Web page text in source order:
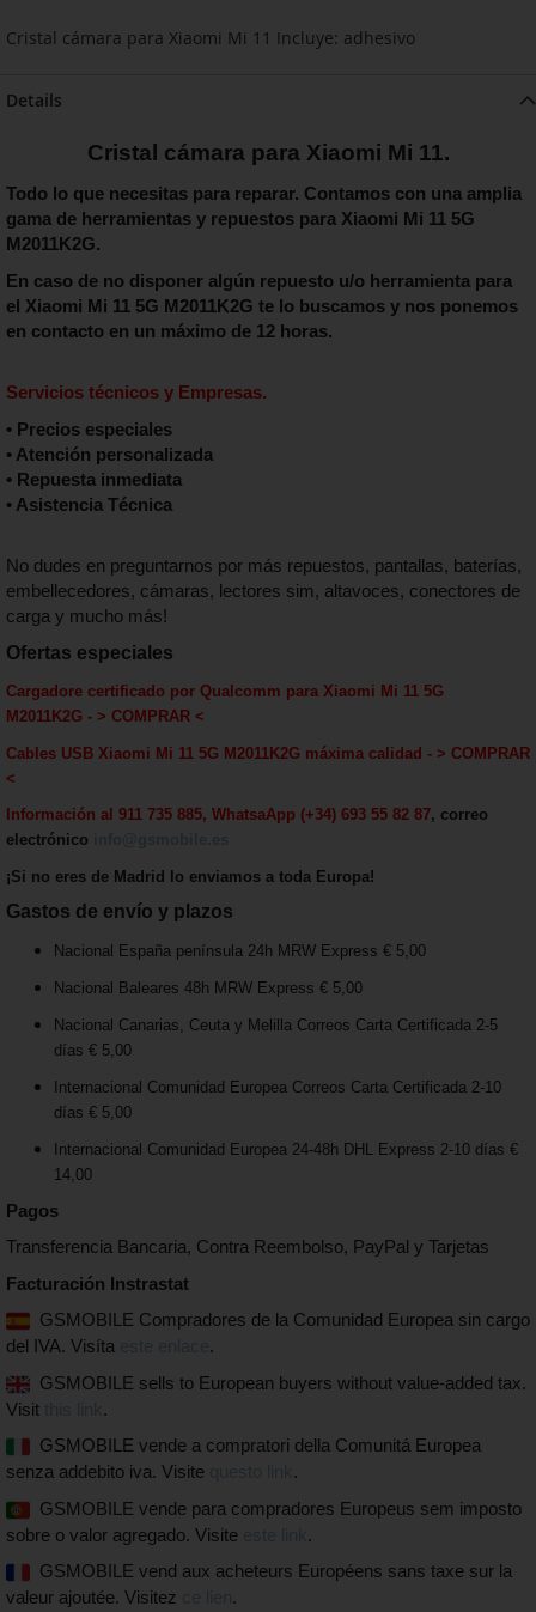
Cristal cámara para Xiaomi Mi 11 Incluye: adhesivo
Details
Cristal cámara para Xiaomi Mi 11.
Todo lo que necesitas para reparar. Contamos con una amplia
gama de herramientas y repuestos para Xiaomi Mi 11 5G
M2011K2G.
En caso de no disponer algún repuesto u/o herramienta para
el Xiaomi Mi 11 5G M2011K2G te lo buscamos y nos ponemos
en contacto en un máximo de 12 horas.
Servicios técnicos y Empresas.
• Precios especiales
• Atención personalizada
• Repuesta inmediata
• Asistencia Técnica
No dudes en preguntarnos por más repuestos, pantallas, baterías,
embellecedores, cámaras, lectores sim, altavoces, conectores de
carga y mucho más!
Ofertas especiales
Cargadore certificado por Qualcomm para Xiaomi Mi 11 5G
M2011K2G - > COMPRAR <
Cables USB Xiaomi Mi 11 5G M2011K2G máxima calidad - > COMPRAR
<
Información al 911 735 885, WhatsaApp (+34) 693 55 82 87, correo
electrónico
¡Si no eres de Madrid lo enviamos a toda Europa!
Gastos de envío y plazos
Nacional España península 24h MRW Express € 5,00
Nacional Baleares 48h MRW Express € 5,00
Nacional Canarias, Ceuta y Melilla Correos Carta Certificada 2-5
días € 5,00
Internacional Comunidad Europea Correos Carta Certificada 2-10
días € 5,00
Internacional Comunidad Europea 24-48h DHL Express 2-10 días €
14,00
Pagos
Transferencia Bancaria, Contra Reembolso, PayPal y Tarjetas
Facturación Instrastat
GSMOBILE Compradores de la Comunidad Europea sin cargo
del IVA. Visíta
.
GSMOBILE sells to European buyers without value-added tax.
Visit
.
GSMOBILE vende a compratori della Comunitá Europea
senza addebito iva. Visite
.
GSMOBILE vende para compradores Europeus sem imposto
sobre o valor agregado. Visite
.
GSMOBILE vend aux acheteurs Européens sans taxe sur la
valeur ajoutée. Visitez
.